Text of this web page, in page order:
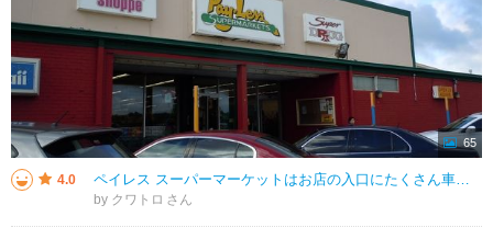
65
4.0 ペイレス スーパーマーケットはお店の入口にたくさん車が止められる駐車場があり、車を止めてすぐに店内に入れます。ちょっと駐車して、ささっと買い物をするようなときには便利なショッピングセンターです。小さい子供連れのお客さんが多
by クワトロ